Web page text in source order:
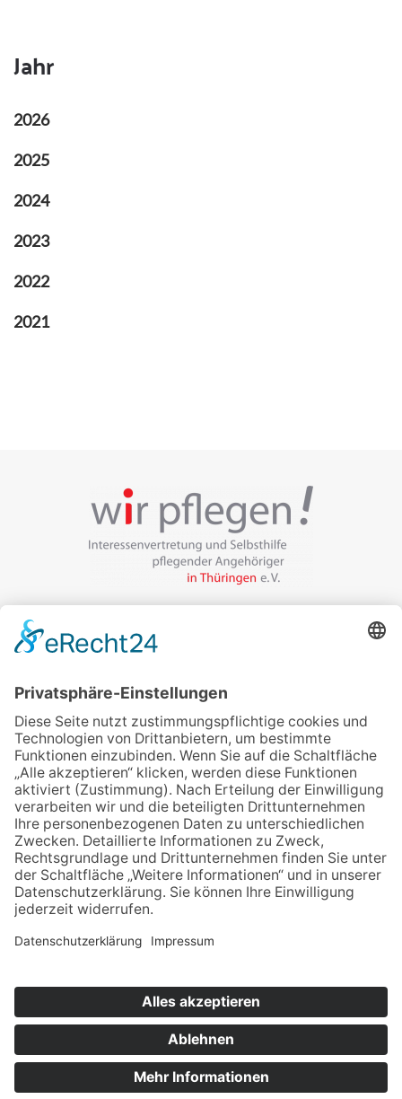
Jahr
2026
2025
2024
2023
2022
2021
Jetzt Spenden!
Veranstalter:
wir pflegen in Thüringen e.V.
99085 Erfurt
Email schreiben
Uns unterstützen / Spenden
Alle Termine
Übersichtskarte
Veranstaltung anmelden
Kontakt Datenschutz Impressum
© 2021-2026 | wir pflegen - Interessenvertretung u.
Selbsthilfe
pflegender Angehöriger in Thüringen e.V.